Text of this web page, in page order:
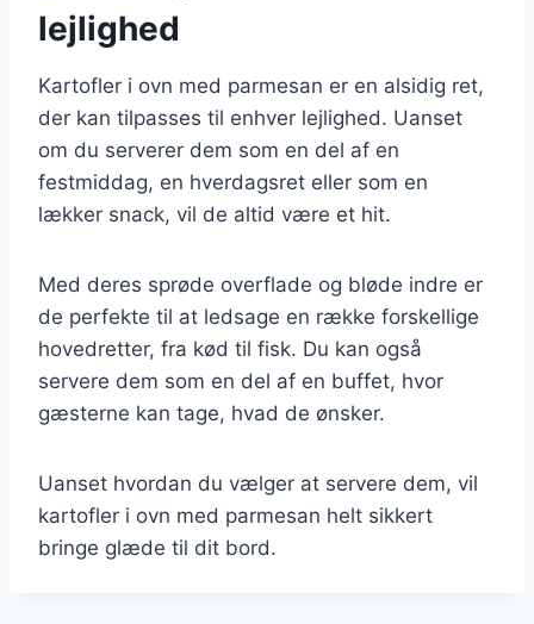
lejlighed
Kartofler i ovn med parmesan er en alsidig ret,
der kan tilpasses til enhver lejlighed. Uanset
om du serverer dem som en del af en
festmiddag, en hverdagsret eller som en
lækker snack, vil de altid være et hit.
Med deres sprøde overflade og bløde indre er
de perfekte til at ledsage en række forskellige
hovedretter, fra kød til fisk. Du kan også
servere dem som en del af en buffet, hvor
gæsterne kan tage, hvad de ønsker.
Uanset hvordan du vælger at servere dem, vil
kartofler i ovn med parmesan helt sikkert
bringe glæde til dit bord.